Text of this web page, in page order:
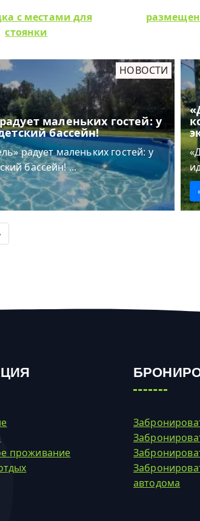
с местами для
стоянки
НОВОСТИ
маленьких гостей: у
бассейн!
радует маленьких гостей: у
бассейн! ...
проживание
автодома